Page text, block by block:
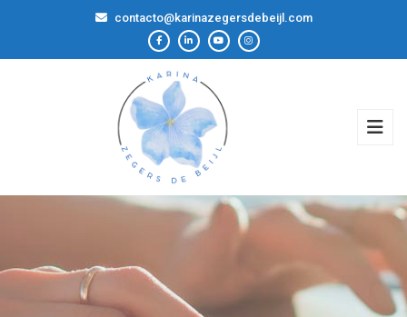
contacto@karinazegersdebeijl.com